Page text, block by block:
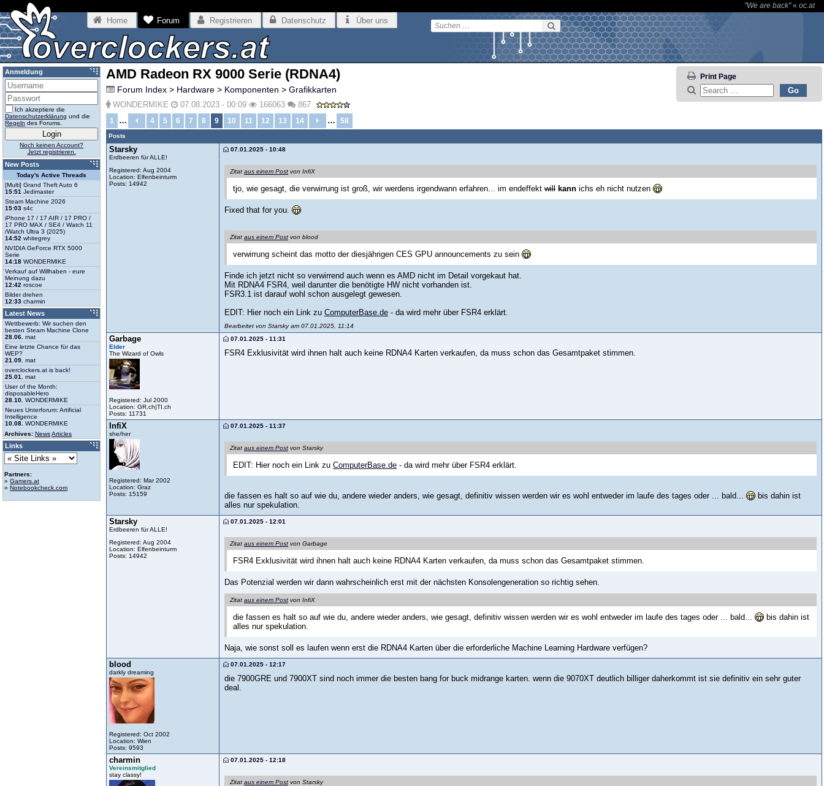
"We are back"« oc.at
Home Forum Registrieren Datenschutz Über uns
AMD Radeon RX 9000 Serie (RDNA4) Print Page
Forum Index > Hardware > Komponenten > Grafikkarten
WONDERMIKE 07.08.2023 - 00:09 166063 867
1 … 4 5 6 7 8 9 10 11 12 13 14 … 58
Posts
Starsky
Erdbeeren für ALLE!
Registered: Aug 2004
Location: Elfenbeinturm
Posts: 14942
07.01.2025 - 10:48
Zitat aus einem Post von InfiX
tjo, wie gesagt, die verwirrung ist groß, wir werdens irgendwann erfahren... im endeffekt will kann ichs eh nicht nutzen
Fixed that for you.
Zitat aus einem Post von blood
verwirrung scheint das motto der diesjährigen CES GPU announcements zu sein
Finde ich jetzt nicht so verwirrend auch wenn es AMD nicht im Detail vorgekaut hat.
Mit RDNA4 FSR4, weil darunter die benötigte HW nicht vorhanden ist.
FSR3.1 ist darauf wohl schon ausgelegt gewesen.
EDIT: Hier noch ein Link zu ComputerBase.de - da wird mehr über FSR4 erklärt.
Bearbeitet von Starsky am 07.01.2025, 11:14
Garbage
Elder
The Wizard of Owls
Registered: Jul 2000
Location: GR.ch|TI.ch
Posts: 11731
07.01.2025 - 11:31
FSR4 Exklusivität wird ihnen halt auch keine RDNA4 Karten verkaufen, da muss schon das Gesamtpaket stimmen.
InfiX
she/her
Registered: Mar 2002
Location: Graz
Posts: 15159
07.01.2025 - 11:37
Zitat aus einem Post von Starsky
EDIT: Hier noch ein Link zu ComputerBase.de - da wird mehr über FSR4 erklärt.
die fassen es halt so auf wie du, andere wieder anders, wie gesagt, definitiv wissen werden wir es wohl entweder im laufe des tages oder ... bald...
bis dahin ist
alles nur spekulation.
Starsky
Erdbeeren für ALLE!
Registered: Aug 2004
Location: Elfenbeinturm
Posts: 14942
07.01.2025 - 12:01
Zitat aus einem Post von Garbage
FSR4 Exklusivität wird ihnen halt auch keine RDNA4 Karten verkaufen, da muss schon das Gesamtpaket stimmen.
Das Potenzial werden wir dann wahrscheinlich erst mit der nächsten Konsolengeneration so richtig sehen.
Zitat aus einem Post von InfiX
die fassen es halt so auf wie du, andere wieder anders, wie gesagt, definitiv wissen werden wir es wohl entweder im laufe des tages oder ... bald...
bis dahin ist
alles nur spekulation.
Naja, wie sonst soll es laufen wenn erst die RDNA4 Karten über die erforderliche Machine Learning Hardware verfügen?
blood
darkly dreaming
Registered: Oct 2002
Location: Wien
Posts: 9593
07.01.2025 - 12:17
die 7900GRE und 7900XT sind noch immer die besten bang for buck midrange karten. wenn die 9070XT deutlich billiger daherkommt ist sie definitiv ein sehr guter
deal.
charmin
Vereinsmitglied
stay classy!
07.01.2025 - 12:18
Zitat aus einem Post von Starsky
Anmeldung
Ich akzeptiere die
Datenschutzerklärung und die
Regeln des Forums.
Noch keinen Account?
Jetzt registrieren.
New Posts
Today's Active Threads
[Multi] Grand Theft Auto 6
15:51 Jedimaster
Steam Machine 2026
15:03 s4c
iPhone 17 / 17 AIR / 17 PRO /
17 PRO MAX / SE4 / Watch 11
/Watch Ultra 3 (2025)
14:52 whitegrey
NVIDIA GeForce RTX 5000
Serie
14:18 WONDERMIKE
Verkauf auf Willhaben - eure
Meinung dazu
12:42 roscoe
Bilder drehen
12:33 charmin
Latest News
Wettbewerb: Wir suchen den
besten Steam Machine Clone
28.06. mat
Eine letzte Chance für das
WEP?
21.09. mat
overclockers.at is back!
25.01.
mat
User of the Month:
disposableHero
28.10. WONDERMIKE
Neues Unterforum: Artificial
Intelligence
10.08. WONDERMIKE
Archives: NewsArticles
Links
Partners:
» Gamers.at
» Notebookcheck.com